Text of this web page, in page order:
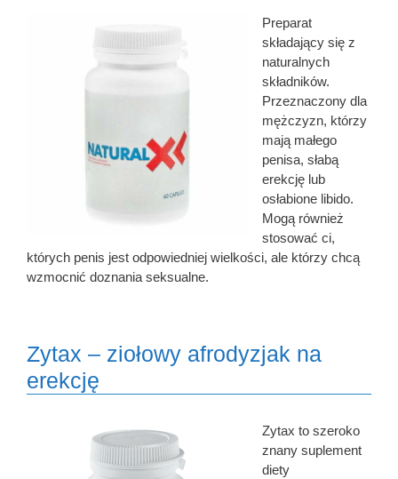
Preparat
składający się z
naturalnych
składników.
Przeznaczony dla
mężczyzn, którzy
mają małego
penisa, słabą
erekcję lub
osłabione libido.
Mogą również
stosować ci,
których penis jest odpowiedniej wielkości, ale którzy chcą
wzmocnić doznania seksualne.
Zytax – ziołowy afrodyzjak na
erekcję
Zytax to szeroko
znany suplement
diety